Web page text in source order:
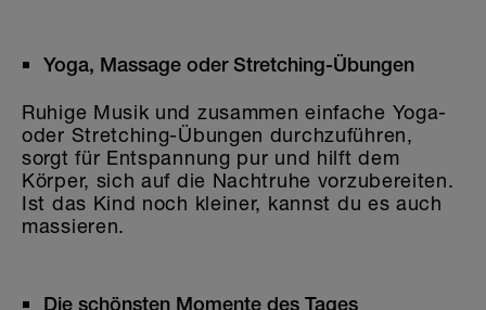
Yoga, Massage oder Stretching-Übungen
Ruhige Musik und zusammen einfache Yoga-
oder Stretching-Übungen durchzuführen,
sorgt für Entspannung pur und hilft dem
Körper, sich auf die Nachtruhe vorzubereiten.
Ist das Kind noch kleiner, kannst du es auch
massieren.